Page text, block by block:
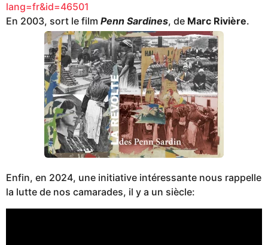
lang=fr&id=46501
En 2003, sort le film Penn Sardines, de Marc Rivière.
Enfin, en 2024, une initiative intéressante nous rappelle
la lutte de nos camarades, il y a un siècle: